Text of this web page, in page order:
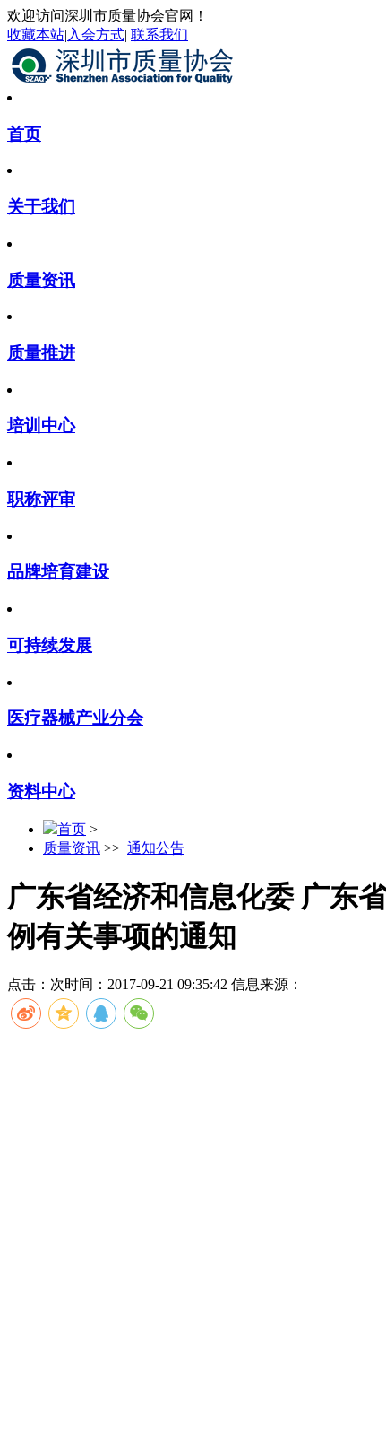
欢迎访问深圳市质量协会官网！
收藏本站| 入会方式| 联系我们
首页
关于我们
质量资讯
质量推进
培训中心
职称评审
品牌培育建设
可持续发展
医疗器械产业分会
资料中心
首页 >
质量资讯 >> 通知公告
广东省经济和信息化委 广东
例有关事项的通知
点击： 次时间：2017-09-21 09:35:42 信息来源：